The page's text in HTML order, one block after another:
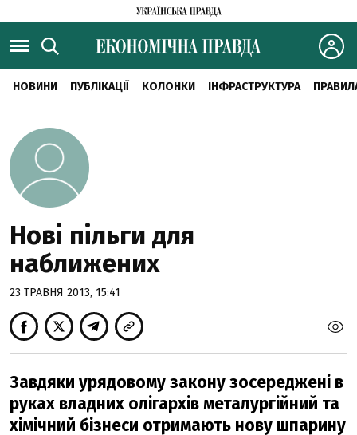
НОВИНИ ПУБЛІКАЦІЇ КОЛОНКИ ІНФРАСТРУКТУРА
Нові пільги для
наближених
23 ТРАВНЯ 2013, 15:41
Завдяки урядовому закону зосереджені в
руках владних олігархів металургійний та
хімічний бізнеси отримають нову шпарину